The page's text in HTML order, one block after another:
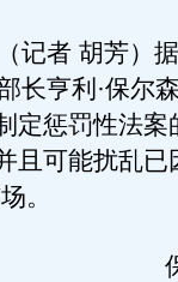
记者 胡芳）
长亨利·保尔
定惩罚性法案
且可能扰乱已
。
保